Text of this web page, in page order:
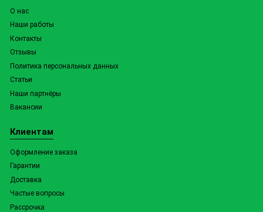
О нас
Наши работы
Контакты
Отзывы
Политика персональных данных
Статьи
Наши партнёры
Вакансии
Клиентам
Оформление заказа
Гарантии
Доставка
Частые вопросы
Рассрочка